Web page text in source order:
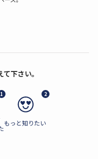
下さい。
1 2
もっと知りたい